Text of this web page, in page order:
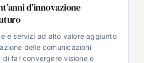
d’innovazione
e servizi ad alto valore aggiunto
delle comunicazioni
far convergere visione e